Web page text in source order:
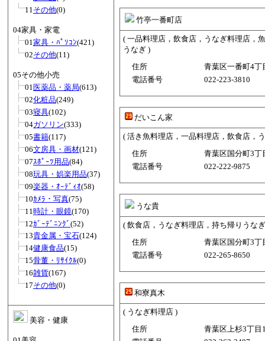
11その他(0)
04家具・家電
01家具・ﾊﾟｿｺﾝ(421)
02その他(11)
05その他小売
01医薬品・薬局(613)
02化粧品(249)
03寝具(102)
04ガソリン(333)
05書籍(117)
06文房具・画材(121)
07ｽﾎﾟｰﾂ用品(84)
08玩具・娯楽用品(37)
09楽器・ｵｰﾃﾞｨｵ(58)
10ｶﾒﾗ・写真(75)
11時計・眼鏡(170)
12ｶﾞｰﾃﾞﾆﾝｸﾞ (52)
13貴金属・宝石(124)
14健康食品(15)
15骨董・ﾘｻｲｸﾙ(0)
16雑貨(167)
17その他(0)
美容・健康
竹亭一番町店
( 一品料理店，飲食店，うなぎ料理店，
うなぎ )
住所
青葉区一番町4丁
電話番号
022-223-3810
だいこん家
( 活き魚料理店，一品料理店，飲食店，
住所
青葉区国分町3丁
電話番号
022-222-9875
うな貴
( 飲食店，うなぎ料理店，持ち帰りうな
住所
青葉区国分町3丁
電話番号
022-265-8650
和寮真木
( うなぎ料理店 )
住所
青葉区上杉3丁目